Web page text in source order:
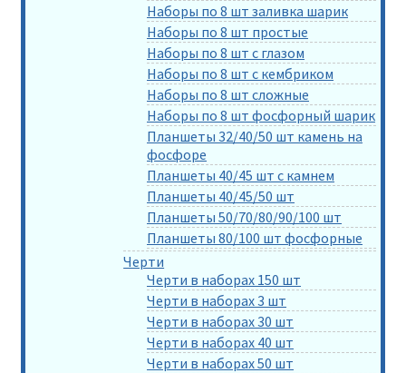
Наборы по 8 шт заливка шарик
Наборы по 8 шт простые
Наборы по 8 шт с глазом
Наборы по 8 шт с кембриком
Наборы по 8 шт сложные
Наборы по 8 шт фосфорный шарик
Планшеты 32/40/50 шт камень на
фосфоре
Планшеты 40/45 шт с камнем
Планшеты 40/45/50 шт
Планшеты 50/70/80/90/100 шт
Планшеты 80/100 шт фосфорные
Черти
Черти в наборах 150 шт
Черти в наборах 3 шт
Черти в наборах 30 шт
Черти в наборах 40 шт
Черти в наборах 50 шт